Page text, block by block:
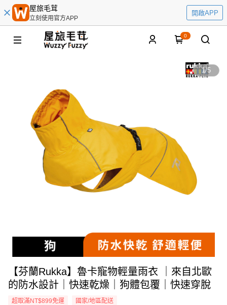
屋旅毛茸
立刻使用官方APP
開啟APP
0
1/5
【芬蘭Rukka】魯卡寵物輕量雨衣 ｜來自北歐
的防水設計｜快速乾燥｜狗體包覆｜快速穿脫
超取滿NT$899免運 國家/地區配送